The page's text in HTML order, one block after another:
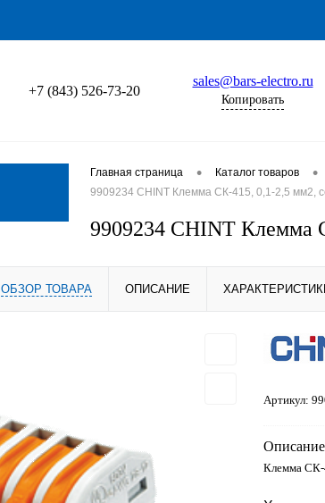
+7 (843) 526-73-20
sales@bars-electro.ru
Копировать
Главная страница • Каталог товаров •
9909234 CHINT Клемма СК-415, 0,1-2,5 мм2,
9909234 CHINT Клемма
ОБЗОР ТОВАРА ОПИСАНИЕ
Артикул:
Описание
Клемма СК-